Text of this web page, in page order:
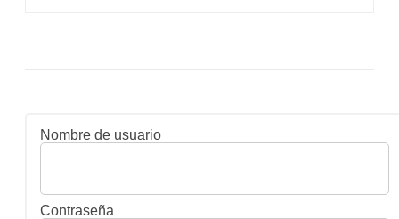
Nombre de usuario
Contraseña